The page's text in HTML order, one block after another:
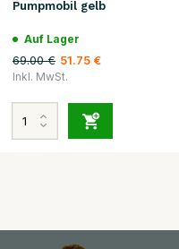
Pumpmobil gelb
Auf Lager
69.00 € 51.75 €
Inkl. MwSt.